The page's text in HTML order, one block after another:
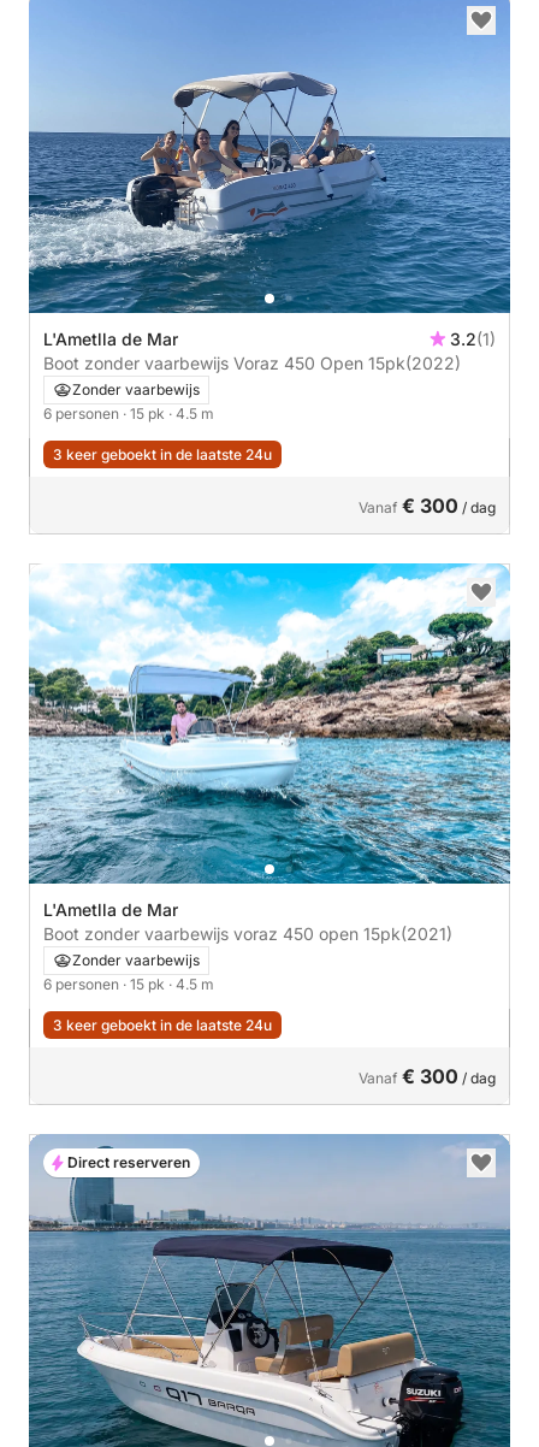
L'Ametlla de Mar 3.2(1)
Boot zonder vaarbewijs Voraz 450 Open 15pk(2022)
Zonder vaarbewijs
6 personen · 15 pk · 4.5 m
3 keer geboekt in de laatste 24u
Vanaf € 300 / dag
L'Ametlla de Mar
Boot zonder vaarbewijs voraz 450 open 15pk(2021)
Zonder vaarbewijs
6 personen · 15 pk · 4.5 m
3 keer geboekt in de laatste 24u
Vanaf € 300 / dag
Direct reserveren